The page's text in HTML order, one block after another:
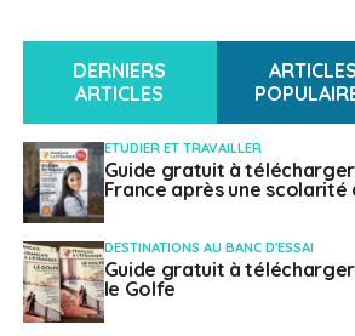
DERNIERS
ARTICLES
ARTICLES
ETUDIER ET TRAVAILLER
Guide gratuit à télécharger
France après une scolarité
DESTINATIONS AU BANC D'ESSAI
Guide gratuit à
le Golfe